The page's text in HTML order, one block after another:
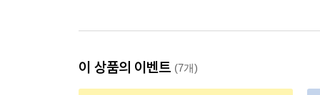
이 상품의 이벤트 (7개)